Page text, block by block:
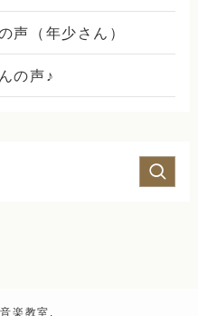
声（年少さん）
の声♪
楽教室.